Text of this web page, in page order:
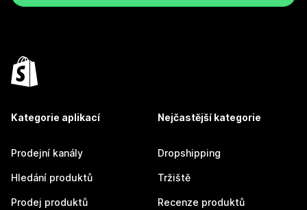
Kategorie aplikací
Prodejní kanály
Hledání produktů
Prodej produktů
Nejčastější kategorie
Dropshipping
Tržiště
Recenze produktů